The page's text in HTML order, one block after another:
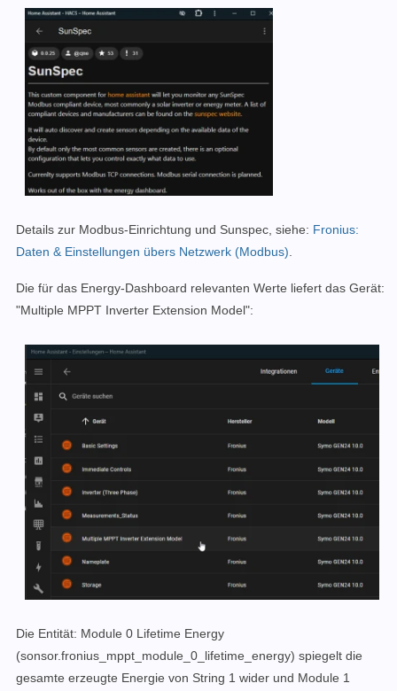
Details zur Modbus-Einrichtung und Sunspec, siehe: Fronius:
Daten & Einstellungen übers Netzwerk (Modbus).
Die für das Energy-Dashboard relevanten Werte liefert das Gerät:
"Multiple MPPT Inverter Extension Model":
Die Entität: Module 0 Lifetime Energy
(sonsor.fronius_mppt_module_0_lifetime_energy) spiegelt die
gesamte erzeugte Energie von String 1 wider und Module 1